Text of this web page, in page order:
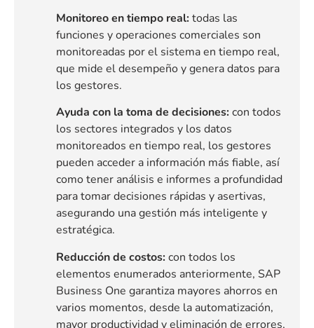
Monitoreo en tiempo real:todas las
funciones y operaciones comerciales son
monitoreadas por el sistema en tiempo real,
que mide el desempeño y genera datos para
los gestores.
Ayuda con la toma de decisiones:con todos
los sectores integrados y los datos
monitoreados en tiempo real, los gestores
pueden acceder a información más fiable, así
como tener análisis e informes a profundidad
para tomar decisiones rápidas y asertivas,
asegurando una gestión más inteligente y
estratégica.
Reducción de costos:con todos los
elementos enumerados anteriormente, SAP
Business One garantiza mayores ahorros en
varios momentos, desde la automatización,
mayor productividad y eliminación de errores,